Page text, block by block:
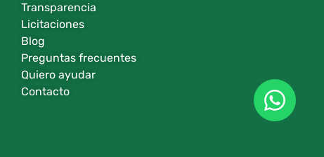
Transparencia
Licitaciones
Blog
Preguntas frecuentes
Quiero ayudar
Contacto